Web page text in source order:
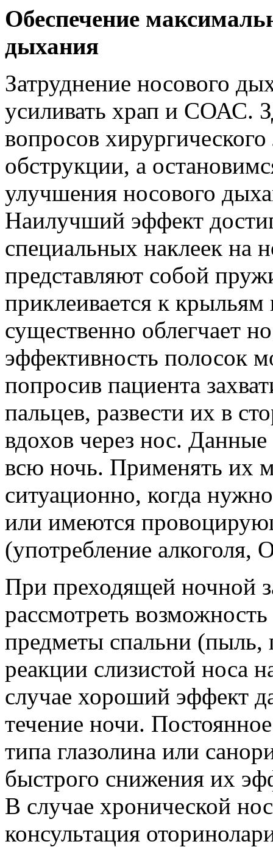
Обеспечение
дыхания
Затруднение носового
усиливать храп и СОАС.
вопросов
обструкции, а
улучшения носового
Наилучший эффект
специальных наклеек на
представляют собой
приклеивается к крыльям
существенно облегчает
эффективность полосок
попросив пациента
пальцев, развести их в
вдохов через нос.
всю ночь. Применять их
ситуационно, когда
или имеются
(употребление
При преходящей ночной
рассмотреть
предметы спальни
реакции слизистой носа
случае хороший эффект
течение ночи.
типа глазолина или
быстрого снижения их
В случае хронической
консультация